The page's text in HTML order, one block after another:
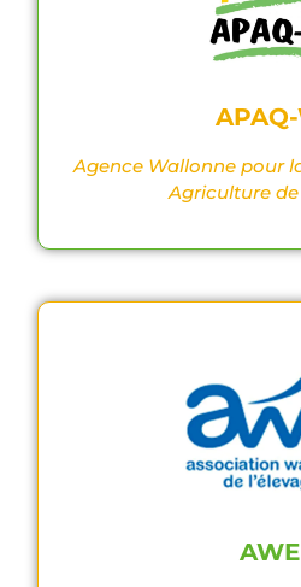
Agence Wallonne pour
Agriculture
AWE